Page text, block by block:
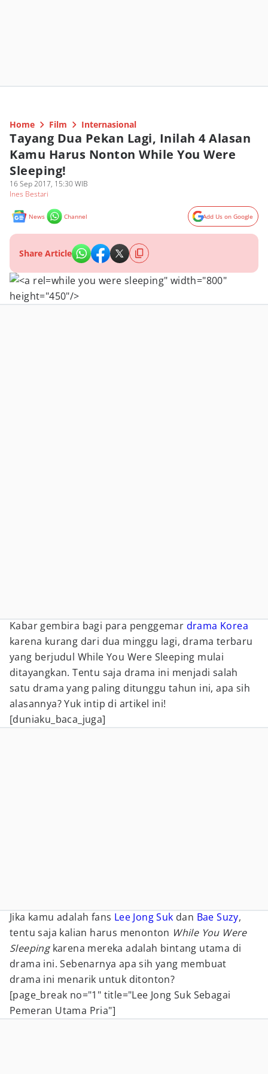
Home Film Internasional
Tayang Dua Pekan Lagi, Inilah 4 Alasan
Kamu Harus Nonton While You Were
Sleeping!
16 Sep 2017, 15:30 WIB
Ines Bestari
News Channel Add Us on Google
Share Article
while you were sleeping" width="800"
height="450"/>
Kabar gembira bagi para penggemar drama Korea
karena kurang dari dua minggu lagi, drama terbaru
yang berjudul While You Were Sleeping mulai
ditayangkan. Tentu saja drama ini menjadi salah
satu drama yang paling ditunggu tahun ini, apa sih
alasannya? Yuk intip di artikel ini!
[duniaku_baca_juga]
Jika kamu adalah fans Lee Jong Suk dan Bae Suzy,
tentu saja kalian harus menonton While You Were
Sleepingkarena mereka adalah bintang utama di
drama ini. Sebenarnya apa sih yang membuat
drama ini menarik untuk ditonton?
[page_break no="1" title="Lee Jong Suk Sebagai
Pemeran Utama Pria"]